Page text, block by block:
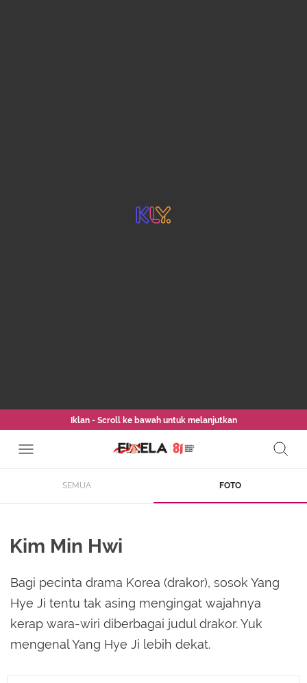
Iklan - Scroll ke bawah untuk melanjutkan
SEMUA FOTO
Kim Min Hwi
Bagi pecinta drama Korea (drakor), sosok Yang
Hye Ji tentu tak asing mengingat wajahnya
kerap wara-wiri diberbagai judul drakor. Yuk
mengenal Yang Hye Ji lebih dekat.